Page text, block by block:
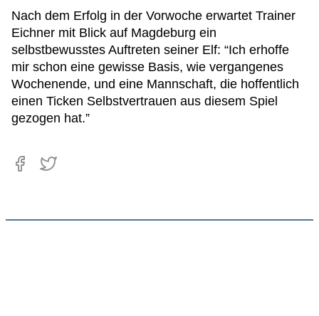
Nach dem Erfolg in der Vorwoche erwartet Trainer
Eichner mit Blick auf Magdeburg ein
selbstbewusstes Auftreten seiner Elf: “Ich erhoffe
mir schon eine gewisse Basis, wie vergangenes
Wochenende, und eine Mannschaft, die hoffentlich
einen Ticken Selbstvertrauen aus diesem Spiel
gezogen hat.”